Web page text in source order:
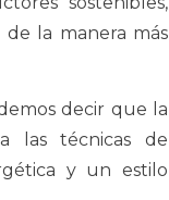
la manera más
decir que la
las técnicas de
y un estilo